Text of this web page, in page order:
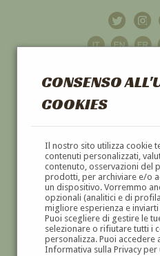
CONSENSO
COOKIES
Il nostro sito utilizza cookie
contenuti personalizzati,
contenuto, osservazioni del
prodotti, per archiviare e/o
un dispositivo. Vorremmo
opzionali (analitici e di
migliore esperienza e
Puoi scegliere di gestire le
selezionare o rifiutare tutti i
personalizza. Puoi accedere
Informativa sulla Privacy
GALLERIAD'ARTE
DIPINTI E